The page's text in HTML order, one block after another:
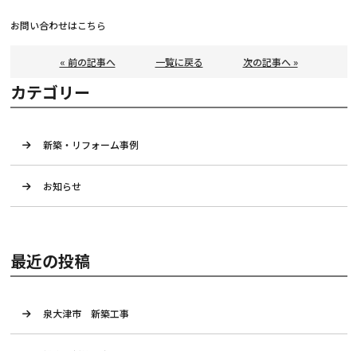
お問い合わせはこちら
« 前の記事へ 一覧に戻る 次の記事へ »
カテゴリー
新築・リフォーム事例
お知らせ
最近の投稿
泉大津市 新築工事